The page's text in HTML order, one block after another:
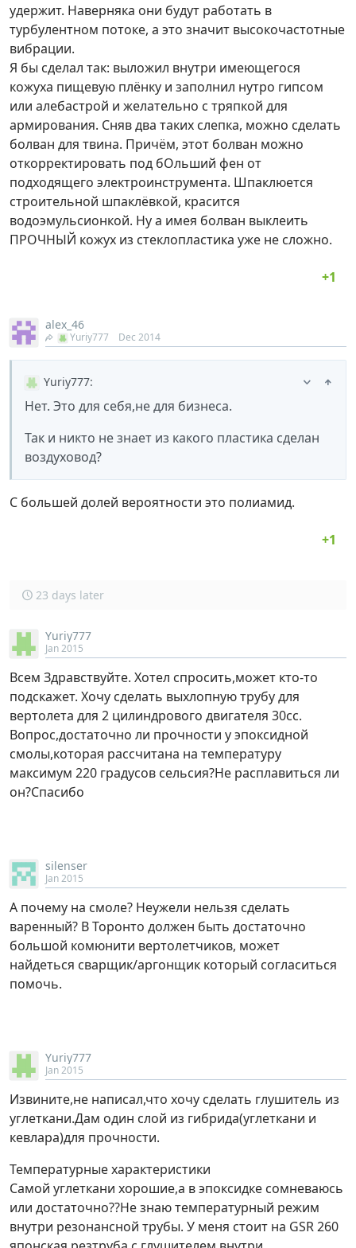
удержит. Наверняка они будут работать в
турбулентном потоке, а это значит высокочастотные
вибрации.
Я бы сделал так: выложил внутри имеющегося
кожуха пищевую плёнку и заполнил нутро гипсом
или алебастрой и желательно с тряпкой для
армирования. Сняв два таких слепка, можно сделать
болван для твина. Причём, этот болван можно
откорректировать под бОльший фен от
подходящего электроинструмента. Шпаклюется
строительной шпаклёвкой, красится
водоэмульсионкой. Ну а имея болван выклеить
ПРОЧНЫЙ кожух из стеклопластика уже не сложно.
alex_46
Yuriy777 Dec 2014
Yuriy777:
Нет. Это для себя,не для бизнеса.
Так и никто не знает из какого пластика сделан
воздуховод?
С большей долей вероятности это полиамид.
23 days later
Yuriy777
Jan 2015
Всем Здравствуйте. Хотел спросить,может кто-то
подскажет. Хочу сделать выхлопную трубу для
вертолета для 2 цилиндрового двигателя 30сс.
Вопрос,достаточно ли прочности у эпоксидной
смолы,которая рассчитана на температуру
максимум 220 градусов сельсия?Не расплавиться ли
он?Спасибо
silenser
Jan 2015
А почему на смоле? Неужели нельзя сделать
варенный? В Торонто должен быть достаточно
большой комюнити вертолетчиков, может
найдеться сварщик/аргонщик который согласиться
помочь.
Yuriy777
Jan 2015
Извините,не написал,что хочу сделать глушитель из
углеткани.Дам один слой из гибрида(углеткани и
кевлара)для прочности.
Температурные характеристики
Самой углеткани хорошие,а в эпоксидке сомневаюсь
или достаточно??Не знаю температурный режим
внутри резонансной трубы. У меня стоит на GSR 260